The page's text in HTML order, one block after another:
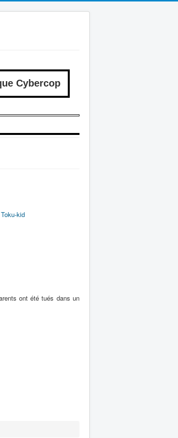
Cybercop
Toku-kid
ont été tués dans un